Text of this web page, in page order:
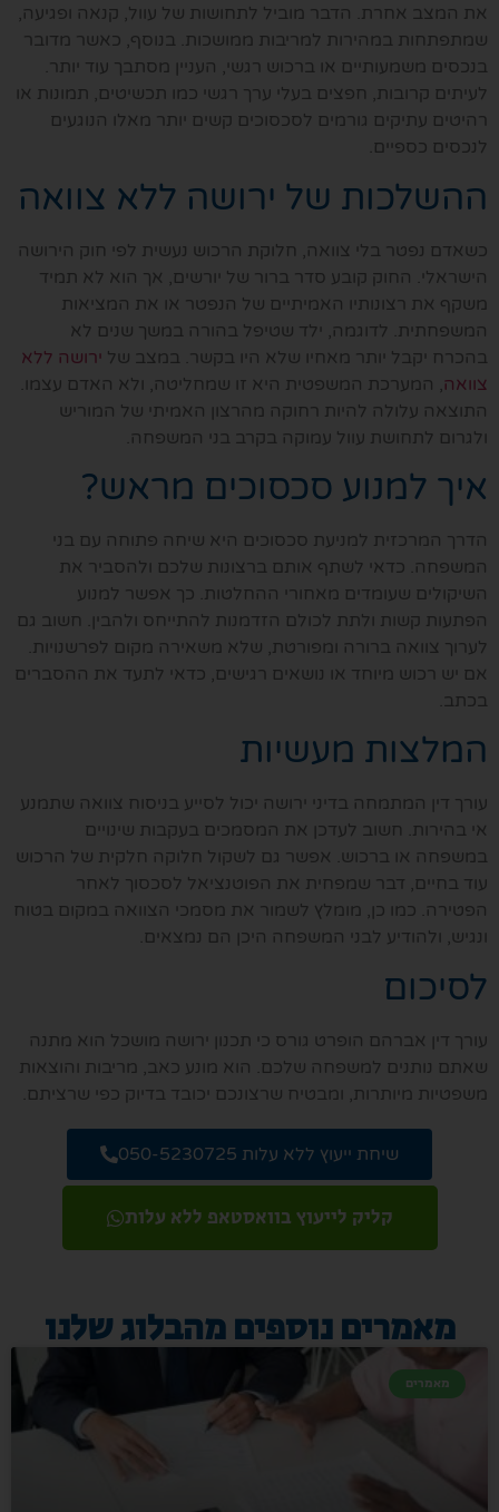
את המצב אחרת. הדבר מוביל לתחושות של עוול, קנאה ופגיעה,
שמתפתחות במהירות למריבות ממושכות. בנוסף, כאשר מדובר
בנכסים משמעותיים או ברכוש רגשי, העניין מסתבך עוד יותר.
לעיתים קרובות, חפצים בעלי ערך רגשי כמו תכשיטים, תמונות או
רהיטים עתיקים גורמים לסכסוכים קשים יותר מאלו הנוגעים
לנכסים כספיים.
ההשלכות של ירושה ללא צוואה
כשאדם נפטר בלי צוואה, חלוקת הרכוש נעשית לפי חוק הירושה
הישראלי. החוק קובע סדר ברור של יורשים, אך הוא לא תמיד
משקף את רצונותיו האמיתיים של הנפטר או את המציאות
המשפחתית. לדוגמה, ילד שטיפל בהורה במשך שנים לא
בהכרח יקבל יותר מאחיו שלא היו בקשר. במצב של ירושה ללא
צוואה, המערכת המשפטית היא זו שמחליטה, ולא האדם עצמו.
התוצאה עלולה להיות רחוקה מהרצון האמיתי של המוריש
ולגרום לתחושת עוול עמוקה בקרב בני המשפחה.
איך למנוע סכסוכים מראש?
הדרך המרכזית למניעת סכסוכים היא שיחה פתוחה עם בני
המשפחה. כדאי לשתף אותם ברצונות שלכם ולהסביר את
השיקולים שעומדים מאחורי ההחלטות. כך אפשר למנוע
הפתעות קשות ולתת לכולם הזדמנות להתייחס ולהבין. חשוב גם
לערוך צוואה ברורה ומפורטת, שלא משאירה מקום לפרשנויות.
אם יש רכוש מיוחד או נושאים רגישים, כדאי לתעד את ההסברים
בכתב.
המלצות מעשיות
עורך דין המתמחה בדיני ירושה יכול לסייע בניסוח צוואה שתמנע
אי בהירות. חשוב לעדכן את המסמכים בעקבות שינויים
במשפחה או ברכוש. אפשר גם לשקול חלוקה חלקית של הרכוש
עוד בחיים, דבר שמפחית את הפוטנציאל לסכסוך לאחר
הפטירה. כמו כן, מומלץ לשמור את מסמכי הצוואה במקום בטוח
ונגיש, ולהודיע לבני המשפחה היכן הם נמצאים.
לסיכום
עורך דין אברהם הופרט גורס כי תכנון ירושה מושכל הוא מתנה
שאתם נותנים למשפחה שלכם. הוא מונע כאב, מריבות והוצאות
משפטיות מיותרות, ומבטיח שרצונכם יכובד בדיוק כפי שרציתם.
שיחת ייעוץ ללא עלות 050-5230725
קליק לייעוץ בוואסטאפ ללא עלות
מאמרים נוספים מהבלוג שלנו
מאמרים